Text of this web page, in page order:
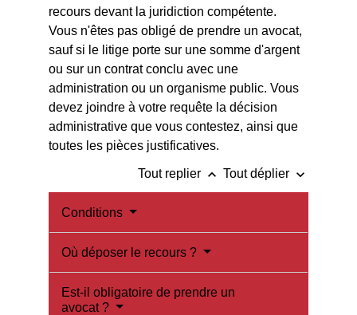
recours devant la juridiction compétente.
Vous n'êtes pas obligé de prendre un avocat,
sauf si le litige porte sur une somme d'argent
ou sur un contrat conclu avec une
administration ou un organisme public. Vous
devez joindre à votre requête la décision
administrative que vous contestez, ainsi que
toutes les pièces justificatives.
Tout replier keyboard_arrow_up Tout déplier keyboard_arrow_down
Conditions
Où déposer le recours ?
Est-il obligatoire de prendre un
avocat ?